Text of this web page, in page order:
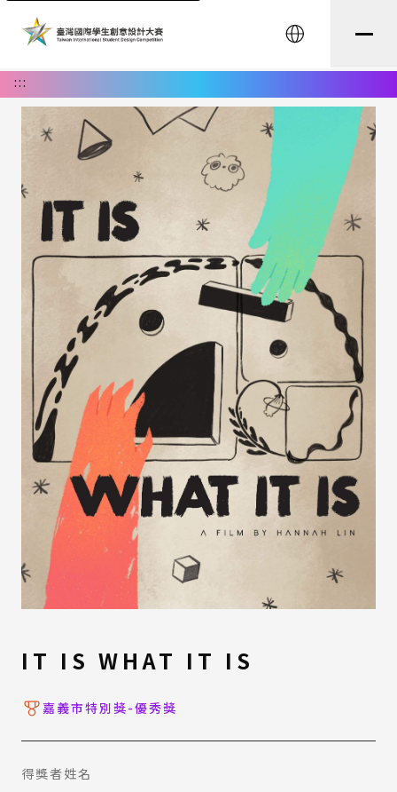
English
:::
IT IS WHAT IT IS
嘉義市特別獎-優秀獎
得獎者姓名